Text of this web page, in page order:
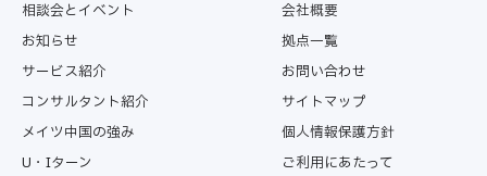
相談会とイベント
お知らせ
サービス紹介
コンサルタント紹介
メイツ中国の強み
U・Iターン
会社概要
拠点一覧
お問い合わせ
サイトマップ
個人情報保護方針
ご利用にあたって